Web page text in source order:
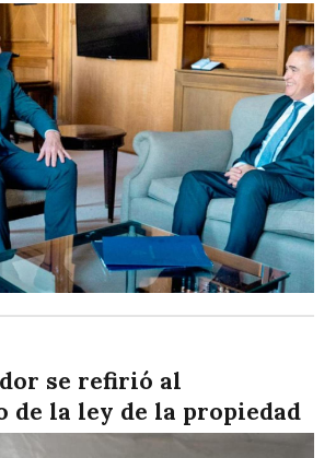
se refirió al
de la ley de la propiedad